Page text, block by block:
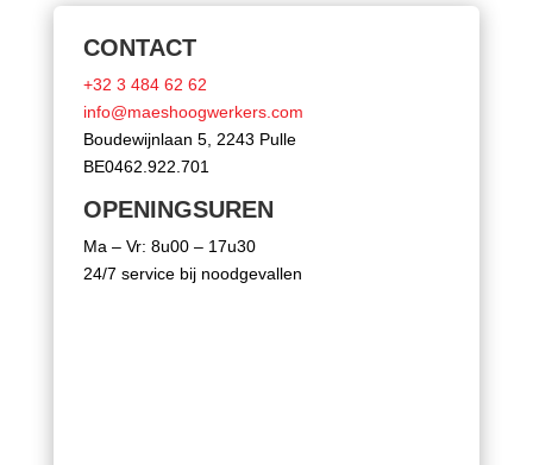
CONTACT
+32 3 484 62 62
info@maeshoogwerkers.com
Boudewijnlaan 5, 2243 Pulle
BE0462.922.701
OPENINGSUREN
Ma – Vr: 8u00 – 17u30
24/7 service bij noodgevallen